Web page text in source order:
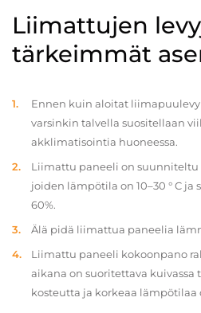
Liimattujen
tärkeimmät
Ennen kuin aloitat
varsinkin talvella suositellaan
akklimatisointia huoneessa.
Liimattu paneeli on suunniteltu
joiden lämpötila on 10–30 ° C
60%.
Älä pidä liimattua paneelia
Liimattu paneeli kokoonpano
aikana on suoritettava kuivassa
kosteutta ja korkeaa lämpötilaa